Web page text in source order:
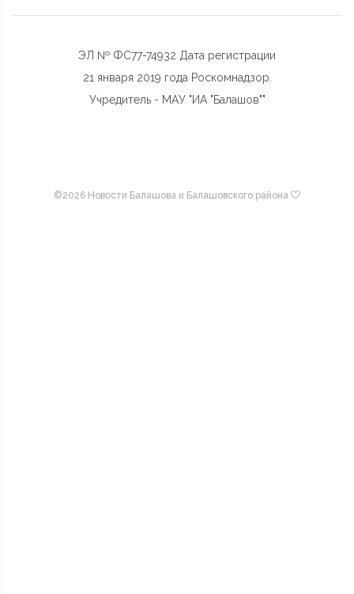
ЭЛ № ФС77-74932 Дата регистрации
21 января 2019 года Роскомнадзор.
Учредитель - МАУ "ИА "Балашов""
©2026 Новости Балашова и Балашовского района